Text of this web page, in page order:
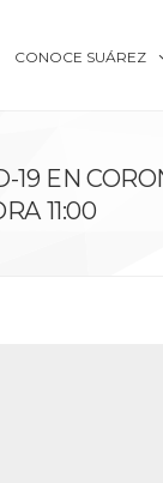
CONOCE SUÁREZ
19 EN
11:00